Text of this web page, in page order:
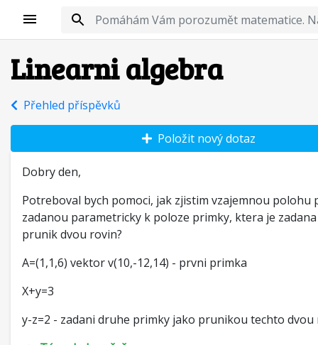
Linearni algebra
Přehled příspěvků
Dobry den,
Potreboval bych pomoci, jak zjistim vzajemnou polohu
zadanou parametricky k poloze primky, ktera je
prunik dvou rovin?
A=(1,1,6) vektor v(10,-12,14) - prvni primka
X+y=3
y-z=2 - zadani druhe primky jako prunikou techto dvou
Položit nový dotaz